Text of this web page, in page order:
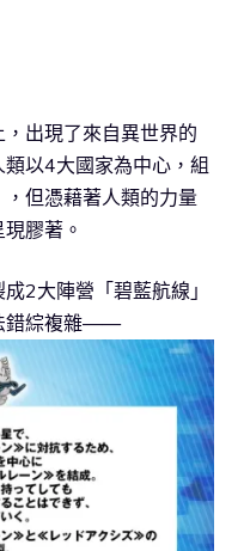
出現了來自異世界的
以4大國家為中心，組
但憑藉著人類的力量
膠著。
2大陣營「碧藍航線」
錯綜複雜——